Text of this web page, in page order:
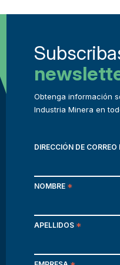
Obtenga información
Industria Minera en
DIRECCIÓN DE
NOMBRE *
APELLIDOS *